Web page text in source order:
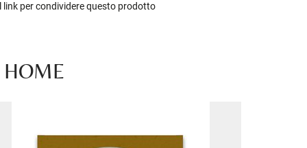
link per condividere questo prodotto